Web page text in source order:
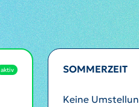
aktiv SOMMERZEIT
Keine